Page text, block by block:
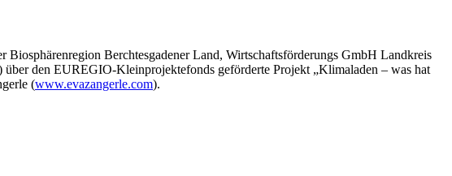
Berchtesgadener Land, Wirtschaftsförderungs GmbH Landkreis
den EUREGIO-Kleinprojektefonds geförderte Projekt „Klimaladen – was hat
(www.evazangerle.com).